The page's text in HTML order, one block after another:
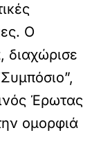
Ο
διαχώρισε
Έρωτας
ομορφιά